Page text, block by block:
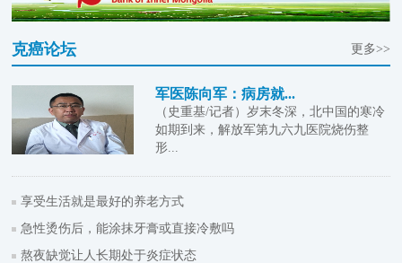
克癌论坛 更多>>
军医陈向军：病房就...
（史重基/记者）岁末冬深，北中国的寒冷
如期到来，解放军第九六九医院烧伤整
形...
享受生活就是最好的养老方式
急性烫伤后，能涂抹牙膏或直接冷敷吗
熬夜缺觉让人长期处于炎症状态